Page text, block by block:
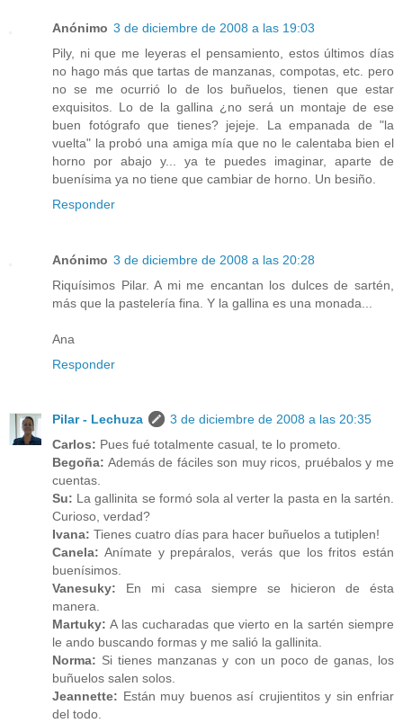
Anónimo 3 de diciembre de 2008 a las 19:03
Pily, ni que me leyeras el pensamiento, estos últimos días
no hago más que tartas de manzanas, compotas, etc. pero
no se me ocurrió lo de los buñuelos, tienen que estar
exquisitos. Lo de la gallina ¿no será un montaje de ese
buen fotógrafo que tienes? jejeje. La empanada de "la
vuelta" la probó una amiga mía que no le calentaba bien el
horno por abajo y... ya te puedes imaginar, aparte de
buenísima ya no tiene que cambiar de horno. Un besiño.
Responder
Anónimo 3 de diciembre de 2008 a las 20:28
Riquísimos Pilar. A mi me encantan los dulces de sartén,
más que la pastelería fina. Y la gallina es una monada...
Ana
Responder
Pilar - Lechuza
3 de diciembre de 2008 a las 20:35
Carlos: Pues fué totalmente casual, te lo prometo.
Begoña: Además de fáciles son muy ricos, pruébalos y me
cuentas.
Su: La gallinita se formó sola al verter la pasta en la sartén.
Curioso, verdad?
Ivana: Tienes cuatro días para hacer buñuelos a tutiplen!
Canela: Anímate y prepáralos, verás que los fritos están
buenísimos.
Vanesuky: En mi casa siempre se hicieron de ésta
manera.
Martuky: A las cucharadas que vierto en la sartén siempre
le ando buscando formas y me salió la gallinita.
Norma: Si tienes manzanas y con un poco de ganas, los
buñuelos salen solos.
Jeannette: Están muy buenos así crujientitos y sin enfriar
del todo.